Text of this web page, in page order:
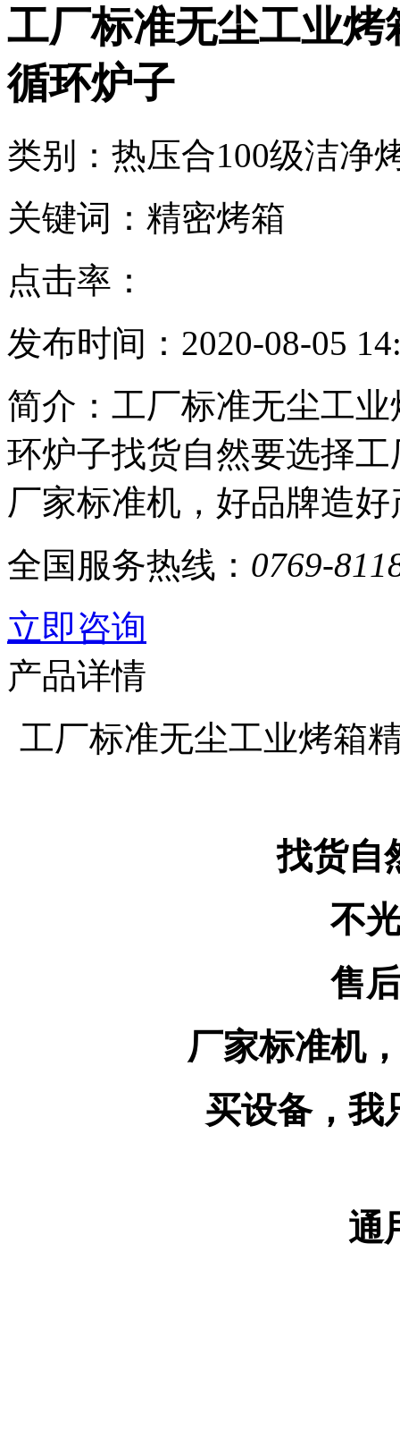
工厂标准无尘工业
循环炉子
类别：热压合100级洁净
关键词：精密烤箱
点击率：
发布时间：2020-08-05
简介：工厂标准无尘工
环炉子找货自然要选择
厂家标准机，好品牌造
全国服务热线： 0769-
立即咨询
产品详情
工厂标准无尘工业烤箱
找货自
不
售
厂家标准机
买设备，我
通